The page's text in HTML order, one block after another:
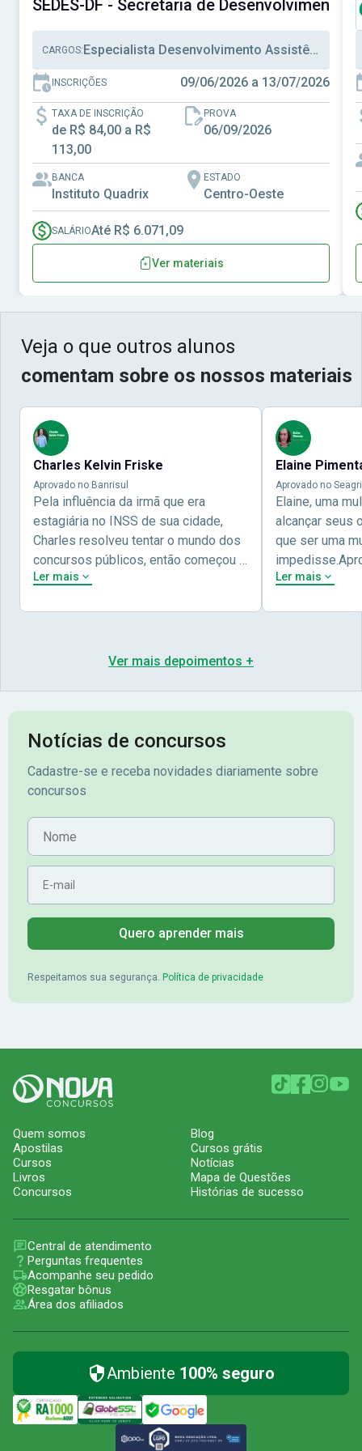
SEDES-DF - Secretaria de Desenvolvimento
CARGOS: Especialista Desenvolvimento Assistência Social, Técnico Desenvolvimento Assistência Social, Técnico Administrativo
INSCRIÇÕES 09/06/2026 a 13/07/2026
TAXA DE INSCRIÇÃO
de R$ 84,00 a R$
113,00
PROVA
06/09/2026
BANCA
Instituto Quadrix
ESTADO
Centro-Oeste
SALÁRIOAté R$ 6.071,09
Ver materiais
Veja o que outros alunos
comentam sobre os nossos materiais
Charles Kelvin Friske
Aprovado no Banrisul
Pela influência da irmã que era
estagiária no INSS de sua cidade,
Charles resolveu tentar o mundo dos
concursos públicos, então começou a
estudar com contéudo gratuito que a
preparação completa, e o resultado
abriu o concurso para o Banco da sua
cidade, o Banrisul. Se tornou
assinante premium e em seguida
mérito no concurso do
Banrisul.Charles Kelvin Friske -
Ler mais
Elaine
Aprovado no
Elaine, uma
alcançar seus
que ser uma
concursos
sua vida e
obstáculos
Pimenta -
Ler mais
Ver mais depoimentos +
Notícias de concursos
Cadastre-se e receba novidades diariamente sobre
concursos
Nome
E-mail
Quero aprender mais
Respeitamos sua segurança. Política de privacidade
Quem somos
Apostilas
Cursos
Livros
Concursos
Blog
Cursos grátis
Notícias
Mapa de Questões
Histórias de sucesso
Central de atendimento
Perguntas frequentes
Acompanhe seu pedido
Resgatar bônus
Área dos afiliados
Ambiente 100% seguro